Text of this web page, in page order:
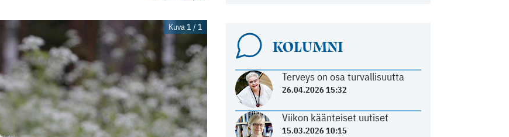
KOLUMNI
Terveys on osa turvallisuutta
26.04.2026 15:32
Viikon käänteiset uutiset
15.03.2026 10:15
Kuva 1 / 1